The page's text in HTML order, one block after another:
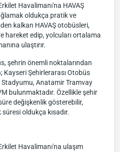
Havalimanı'na HAVAŞ
oldukça pratik ve
kalkan HAVAŞ otobüsleri,
hareket edip, yolcuları ortalama
ulaştırır.
şehrin önemli noktalarından
Kayseri Şehirlerarası Otobüs
Stadyumu, Anatamir Tramvay
bulunmaktadır. Özellikle şehir
değişkenlik gösterebilir,
oldukça kısadır.
Havalimanı'na ulaşım